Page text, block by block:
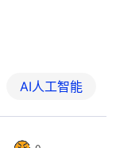
AI人工智能